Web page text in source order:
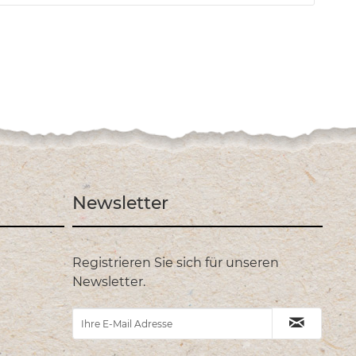
Newsletter
Registrieren Sie sich für unseren
Newsletter.